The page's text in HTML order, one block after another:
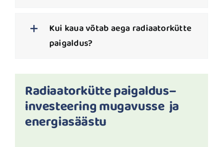
Kui kaua võtab aega radiaatorkütte
paigaldus?
Radiaatorkütte paigaldus–
investeering mugavusse ja
energiasäästu